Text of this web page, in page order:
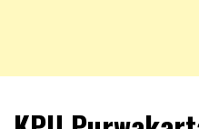
NKRIPOST